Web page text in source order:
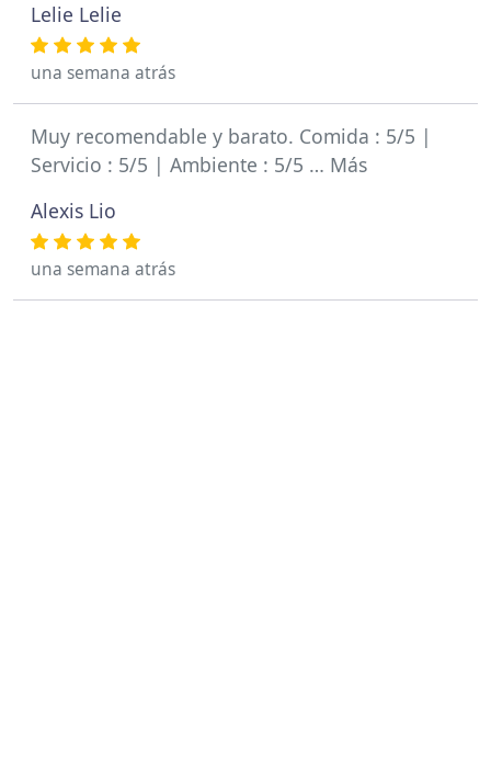
Lelie Lelie
una semana atrás
Muy recomendable y barato. Comida : 5/5 |
Servicio : 5/5 | Ambiente : 5/5 … Más
Alexis Lio
una semana atrás